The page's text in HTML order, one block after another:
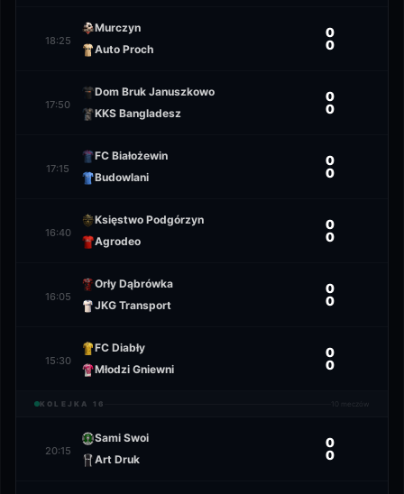
18:25
Murczyn
Auto Proch
0
0
17:50
Dom Bruk Januszkowo
KKS Bangladesz
0
0
17:15
FC Białożewin
Budowlani
0
0
16:40
Księstwo Podgórzyn
Agrodeo
0
0
16:05
Orły Dąbrówka
JKG Transport
0
0
15:30
FC Diabły
Młodzi Gniewni
0
0
KOLEJKA 16 meczów
20:15
Sami Swoi
Art Druk
0
0